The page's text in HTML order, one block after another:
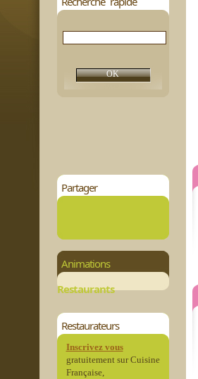
Partager
Animations
Restaurants
Restaurateurs
Inscrivez vous
gratuitement sur Cuisine
Française,